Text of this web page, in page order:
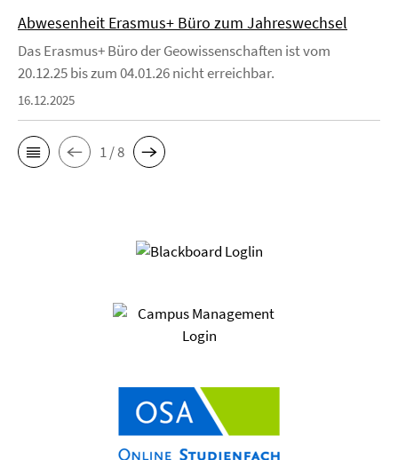
Abwesenheit Erasmus+ Büro zum Jahreswechsel
Das Erasmus+ Büro der Geowissenschaften ist vom
20.12.25 bis zum 04.01.26 nicht erreichbar.
16.12.2025
1 / 8